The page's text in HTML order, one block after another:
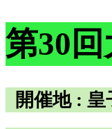
第30
開催地 :